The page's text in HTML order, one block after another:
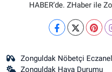
HABER’de. ZHaber ile
Zonguldak Nöbetçi
Zonguldak Hava Durumu